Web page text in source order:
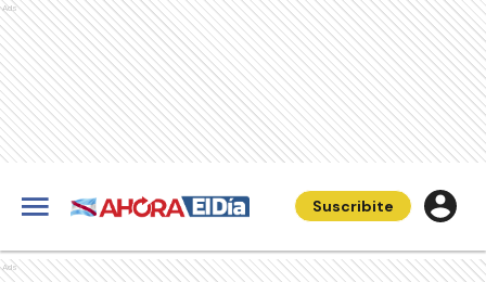
Ads
Suscribite
Ads